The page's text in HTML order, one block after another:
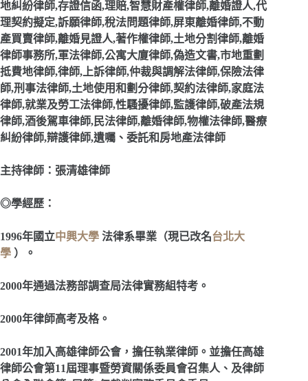
地糾紛律師,存證信函,理賠,智慧財產權律師,離婚證人,代
理契約擬定,訴願律師,稅法問題律師,屏東離婚律師,不動
產買賣律師,離婚見證人,著作權律師,土地分割律師,離婚
律師事務所,軍法律師,公寓大廈律師,偽造文書,市地重劃
抵費地律師,律師,上訴律師,仲裁與調解法律師,保險法律
師,刑事法律師,土地使用和劃分律師,契約法律師,家庭法
律師,就業及勞工法律師,性騷擾律師,監護律師,破產法規
律師,酒後駕車律師,民法律師,離婚律師,物權法律師,醫療
糾紛律師,辯護律師,遺囑、委託和房地產法律師
主持律師：張清雄律師
◎學經歷：
1996年國立中興大學 法律系畢業（現已改名台北大
學 ）。
2000年通過法務部調查局法律實務組特考。
2000年律師高考及格。
2001年加入高雄律師公會，擔任執業律師。並擔任高雄
律師公會第11屆理事暨勞資關係委員會召集人、及律師